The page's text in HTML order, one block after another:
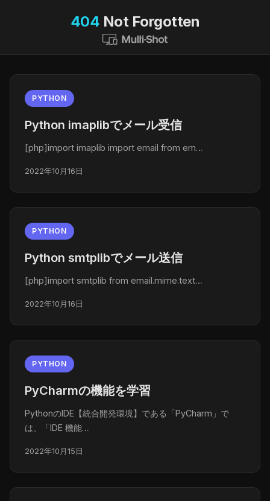
404 Not Forgotten
PYTHON
Python imaplibでメール受信
[php]import imaplib import email from em…
2022年10月16日
PYTHON
Python smtplibでメール送信
[php]import smtplib from email.mime.text…
2022年10月16日
PYTHON
PyCharmの機能を学習
PythonのIDE【統合開発環境】である「PyCharm」で
は、「IDE 機能…
2022年10月15日